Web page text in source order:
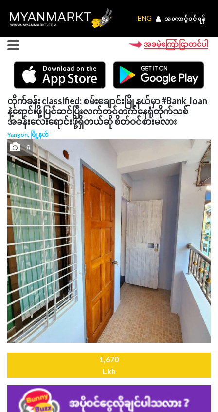
ENG အကောင့်ဝင်ရန်
ENG အကောင့်ဝင်ရန်
အခမဲ့ကြော်ငြာတင်ပါ
တိုက်ခန်း classified: စမ်းချောင်းမြို့နယ်မှာ #Bank_loan
နဲ့ရောင်းဖို့ပြင်ဆင်ပြီးလက်တင်တက်နေရုံတိုက်သစ်
အခန်းလေးရောင်းဖို့ရှိတယ်ဆို စိတ်ဝင်စားမလား
Yangon, မြို့နယ်
8
1,670
Lkh